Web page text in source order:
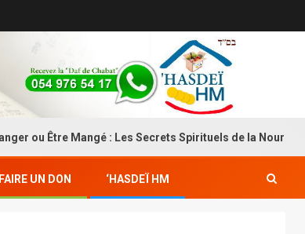
Être Mangé : Les Secrets Spirituels de la Nourriture
FAIRE UN DON ‘HASDEÏ HM